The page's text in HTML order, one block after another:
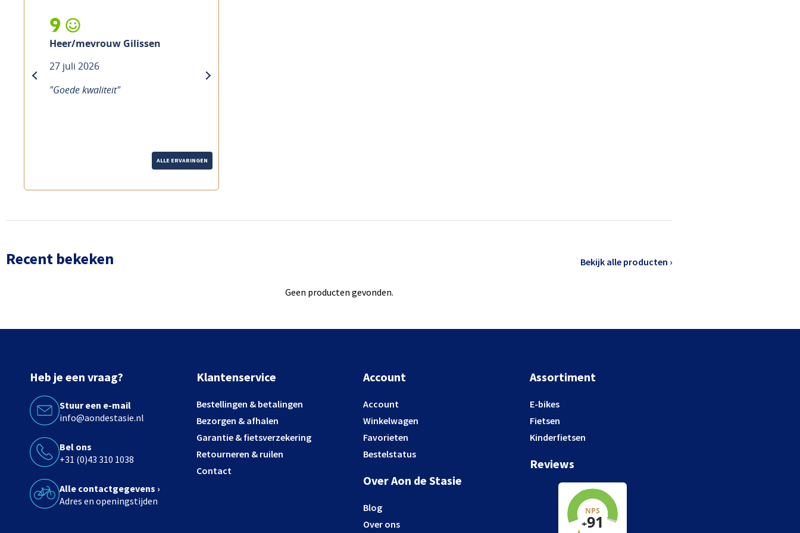
9
Heer/mevrouw Gilissen
27 juli 2026
"Goede kwaliteit"
next
ALLE ERVARINGEN
Recent bekeken Bekijk alle producten ›
Geen producten gevonden.
Heb je een vraag?
Stuur een e-mail
info@aondestasie.nl
Bel ons
+31 (0)43 310 1038
Alle contactgegevens ›
Adres en openingstijden
Klantenservice
Bestellingen & betalingen
Bezorgen & afhalen
Garantie & fietsverzekering
Retourneren & ruilen
Contact
Account
Account
Winkelwagen
Favorieten
Bestelstatus
Over Aon de Stasie
Blog
Over ons
Assortiment
E-bikes
Fietsen
Kinderfietsen
Reviews